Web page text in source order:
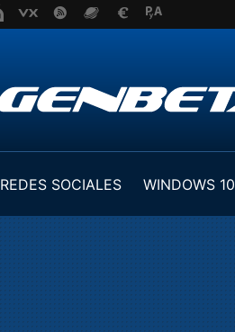
REDES SOCIALES WINDOWS 10